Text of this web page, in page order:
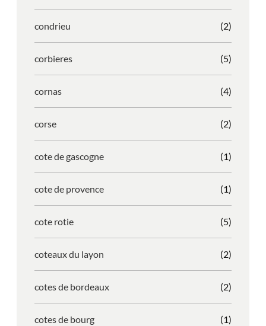
condrieu (2)
corbieres (5)
cornas (4)
corse (2)
cote de gascogne (1)
cote de provence (1)
cote rotie (5)
coteaux du layon (2)
cotes de bordeaux (2)
cotes de bourg (1)